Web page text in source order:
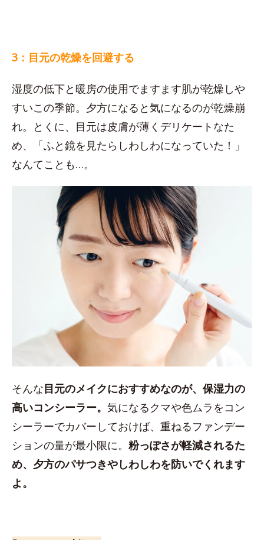
3：目元の乾燥を回避する
湿度の低下と暖房の使用でますます肌が乾燥しや
すいこの季節。夕方になると気になるのが乾燥崩
れ。とくに、目元は皮膚が薄くデリケートなた
め、「ふと鏡を見たらしわしわになっていた！」
なんてことも…。
そんな目元のメイクにおすすめなのが、保湿力の
高いコンシーラー。 気になるクマや色ムラをコン
シーラーでカバーしておけば、重ねるファンデー
ションの量が最小限に。 粉っぽさが軽減されるた
め、夕方のパサつきやしわしわを防いでくれます
よ。